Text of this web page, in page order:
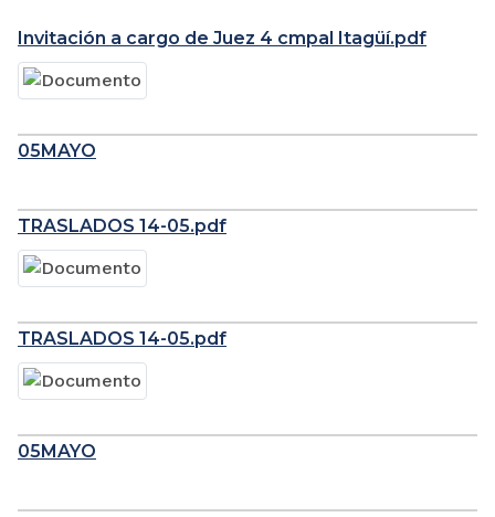
Invitación a cargo de Juez 4 cmpal Itagüí.pdf
05MAYO
TRASLADOS 14-05.pdf
TRASLADOS 14-05.pdf
05MAYO